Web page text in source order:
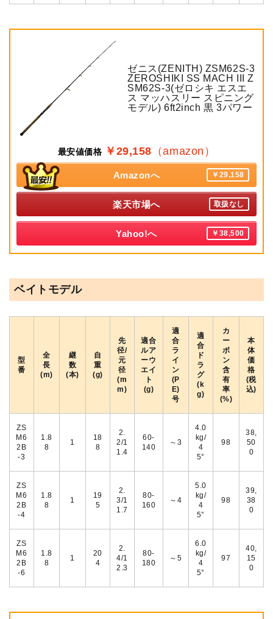
ゼニス(ZENITH) ZSM62S-3
ZEROSHIKI SS MACH III Z
SM62S-3(ゼロシキ エスエ
ス マッハスリー スピニング
モデル) 6ft2inch 黒 3パワー
最安値価格 ￥29,158 （amazon）
Amazonへ ￥29,158
楽天市場へ 取扱なし
Yahoo!へ ￥38,500
ベイトモデル
型
番
全
長
(m)
継
数
(本)
自
重
(g)
先
径/
元
径
(m
m)
適合
ルア
ーウ
エイ
ト
(g)
適
合
ラ
イ
ン
(P
E)
号
適
合
ド
ラ
グ
(k
g)
カ
ー
ボ
ン
含
有
率
(%)
本
体
価
格
(税
込)
ZS
M6
2B
-3
1.8
8
1
18
8
2.
2/1
1.4
60-
140
～3
4.0
kg/
4
5°
98
38,
50
0
ZS
M6
2B
-4
1.8
8
1
19
5
2.
3/1
1.7
80-
160
～4
5.0
kg/
4
5°
98
39,
38
0
ZS
M6
2B
-6
1.8
8
1
20
4
2.
4/1
2.3
80-
180
～5
6.0
kg/
4
5°
97
40,
15
0